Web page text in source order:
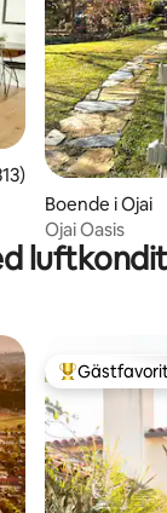
i genomsnittligt
Boende i Ojai
Ojai Oasis
Populär